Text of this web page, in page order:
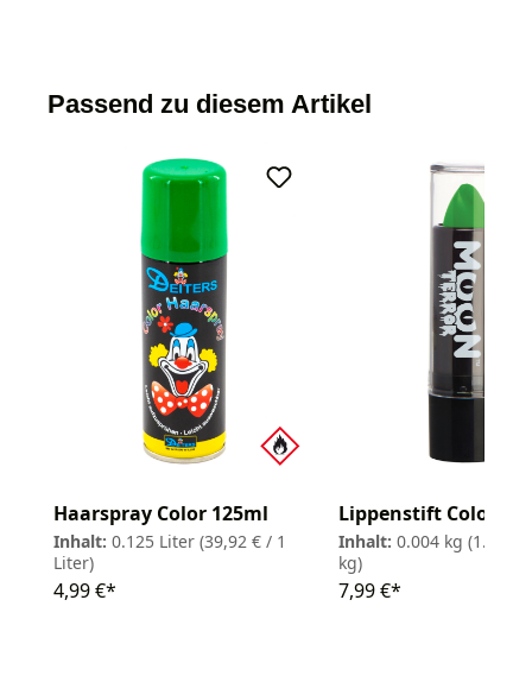
Passend zu diesem Artikel
Haarspray Color 125ml
Inhalt: 0.125 Liter (39,92 € / 1
Liter)
4,99 €*
Lippenstift Color 4g
Inhalt: 0.004 kg
kg)
7,99 €*